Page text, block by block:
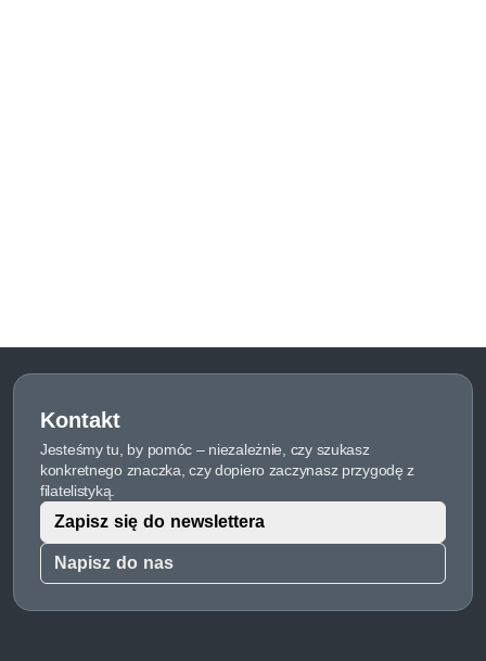
Kontakt
Jesteśmy tu, by pomóc – niezależnie, czy szukasz
konkretnego znaczka, czy dopiero zaczynasz przygodę z
filatelistyką.
Napisz do nas
Zapisz się do newslettera